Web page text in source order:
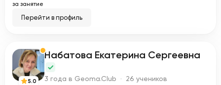
за занятие
Перейти в профиль
Н
5.0
Набатова Екатерина Сергеевна
3 года в Geoma.Club · 26 учеников